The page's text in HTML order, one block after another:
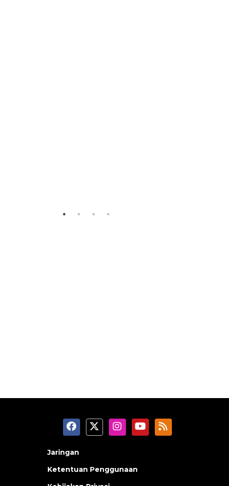
Jaringan
Ketentuan Penggunaan